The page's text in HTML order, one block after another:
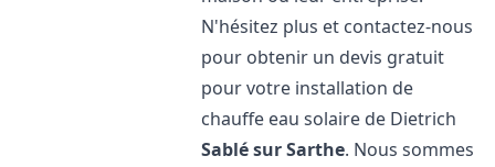
N'hésitez plus et contactez-nous
pour obtenir un devis gratuit
pour votre installation de
chauffe eau solaire de Dietrich
Sablé sur Sarthe. Nous sommes